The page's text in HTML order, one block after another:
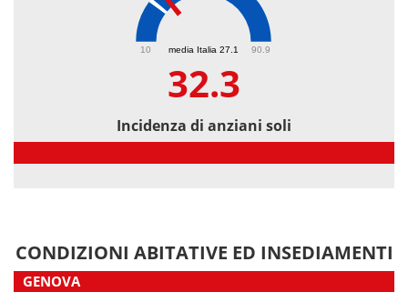
media Italia 27.1
10 90.9
32.3
Incidenza di anziani soli
CONDIZIONI ABITATIVE ED INSEDIAMENTI
GENOVA